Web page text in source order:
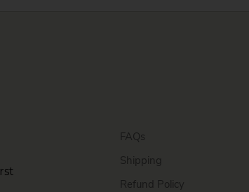
FAQs
Shipping
Refund Policy